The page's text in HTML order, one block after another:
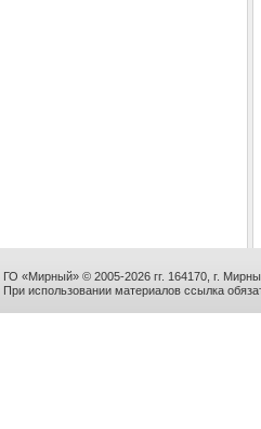
ГО «Мирный» © 2005-2026 гг. 164170, г.
При использовании материалов ссылка